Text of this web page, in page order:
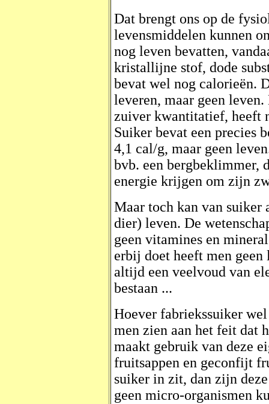
Dat brengt ons op de
levensmiddelen kunnen
nog leven bevatten,
kristallijne stof, dode
bevat wel nog calorieën.
leveren, maar geen
zuiver kwantitatief, heeft
Suiker bevat een precies
4,1 cal/g, maar geen
bvb. een bergbeklimmer,
energie krijgen om zijn
Maar toch kan van suiker
dier) leven. De
geen vitamines en
erbij doet heeft men
altijd een veelvoud van
bestaan ...
Hoever fabriekssuiker
men zien aan het feit dat
maakt gebruik van deze
fruitsappen en geconfijt
suiker in zit, dan zijn
geen micro-organismen